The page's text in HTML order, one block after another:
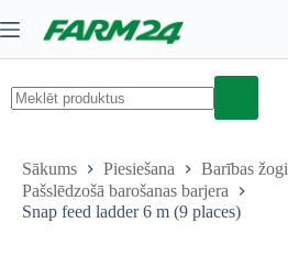
to
content
Sākums
Piesiešana
Barības žogi
Pašslēdzošā barošanas barjera
Snap feed ladder 6 m (9 places)